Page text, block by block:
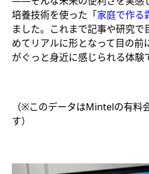
培養技術を使った「家庭で作る
ました。これまで記事や研究
めてリアルに形となって目の前
がぐっと身近に感じられる体験
（※このデータはMintelの有料
す）